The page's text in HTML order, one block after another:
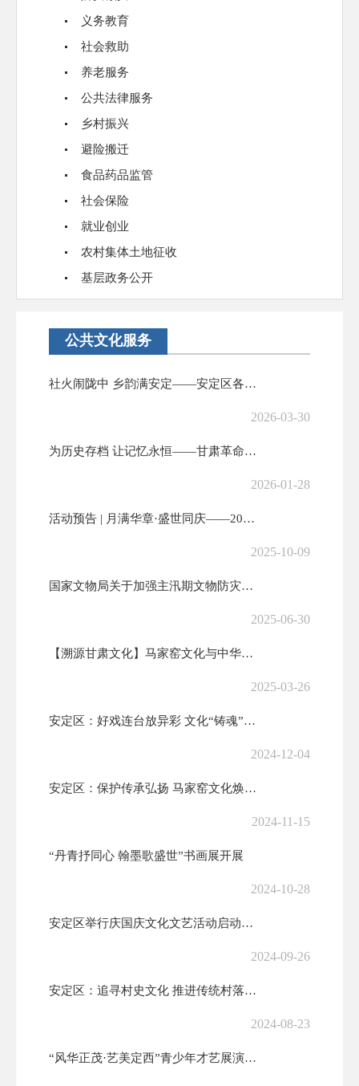
义务教育
社会救助
养老服务
公共法律服务
乡村振兴
避险搬迁
食品药品监管
社会保险
就业创业
农村集体土地征收
基层政务公开
公共文化服务
社火闹陇中 乡韵满安定——安定区各乡镇社火展演燃动新春
2026-03-30
为历史存档 让记忆永恒——甘肃革命军事馆面向社会和驻军单位广泛征集文...
2026-01-28
活动预告 | 月满华章·盛世同庆——2025年安定区国庆中秋系列文化...
2025-10-09
国家文物局关于加强主汛期文物防灾减灾救灾工作的通知
2025-06-30
【溯源甘肃文化】马家窑文化与中华文明起源
2025-03-26
安定区：好戏连台放异彩 文化“铸魂”惠民生
2024-12-04
安定区：保护传承弘扬 马家窑文化焕发新光彩
2024-11-15
“丹青抒同心 翰墨歌盛世”书画展开展
2024-10-28
安定区举行庆国庆文化文艺活动启动仪式暨主题书画长卷创作活动
2024-09-26
安定区：追寻村史文化 推进传统村落保护发展
2024-08-23
“风华正茂·艺美定西”青少年才艺展演火热上演